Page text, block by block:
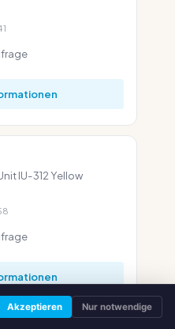
IU-312 Yellow
Akzeptieren Nur notwendige